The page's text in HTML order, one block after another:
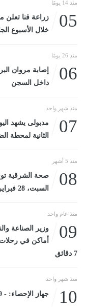
منذ 14 يومًا
05
زراعة قنا تعلن
خلال الأسبوع الجارياليوم
منذ 26 يومًا
06
إصابة مروان
داخل السجن
منذ شهر واحد
07
مدبولى يشهد
الثانية لمحطة
منذ 5 أشهر
08
السبت، 28 فبراير 2026 09:18 مـ
منذ عام واحد
09
وزير الصناعة
7 دقائق
منذ شهر واحد
10 جهاز الإحصاء: - 0.9% معدل التضخم الشهرى لشهر يونيو 2026